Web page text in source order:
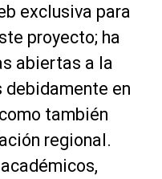
exclusiva para
proyecto; ha
abiertas a la
en
también
regional.